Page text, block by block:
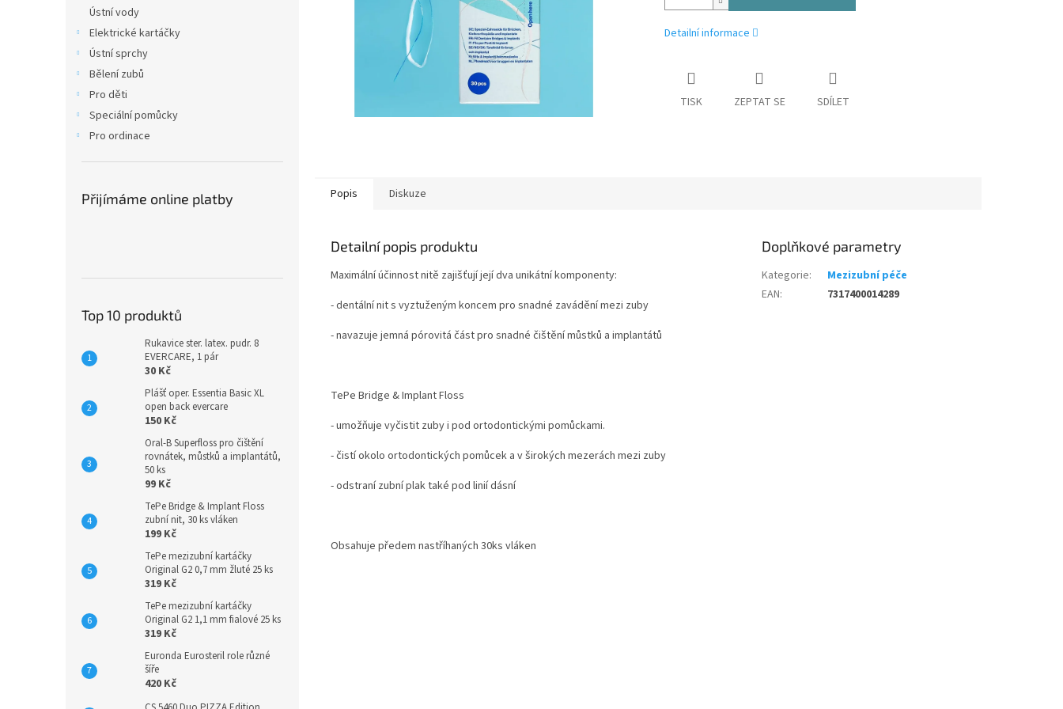
Ústní vody
Elektrické kartáčky
Ústní sprchy
Bělení zubů
Pro děti
Speciální pomůcky
Pro ordinace
Přijímáme online platby
Top 10 produktů
Rukavice ster. latex. pudr. 8
EVERCARE, 1 pár
30 Kč
Plášť oper. Essentia Basic XL
open back evercare
150 Kč
Oral-B Superfloss pro čištění
rovnátek, můstků a implantátů,
50 ks
99 Kč
TePe Bridge & Implant Floss
zubní nit, 30 ks vláken
199 Kč
TePe mezizubní kartáčky
Original G2 0,7 mm žluté 25 ks
319 Kč
TePe mezizubní kartáčky
Original G2 1,1 mm fialové 25 ks
319 Kč
Euronda Eurosteril role různé
šíře
420 Kč
Detailní informace
TISK ZEPTAT SE SDÍLET
Popis Diskuze
Detailní popis produktu
Maximální účinnost nitě zajišťují její dva unikátní komponenty:
- dentální nit s vyztuženým koncem pro snadné zavádění mezi zuby
- navazuje jemná pórovitá část pro snadné čištění můstků a implantátů
TePe Bridge & Implant Floss
- umožňuje vyčistit zuby i pod ortodontickými pomůckami.
- čistí okolo ortodontických pomůcek a v širokých mezerách mezi zuby
- odstraní zubní plak také pod linií dásní
Obsahuje předem nastříhaných 30ks vláken
Doplňkové parametry
Kategorie:
Mezizubní péče
EAN: 7317400014289